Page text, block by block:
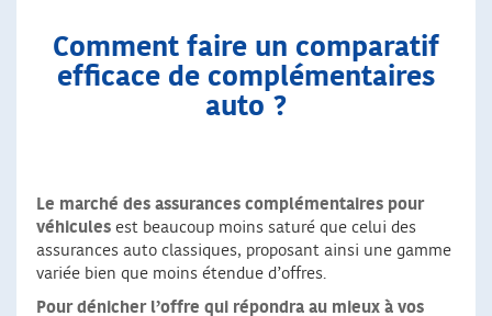
Comment faire un comparatif
efficace de complémentaires
auto ?
Le marché des assurances complémentaires pour
véhicules est beaucoup moins saturé que celui des
assurances auto classiques, proposant ainsi une gamme
variée bien que moins étendue d’offres.
Pour dénicher l’offre qui répondra au mieux à vos